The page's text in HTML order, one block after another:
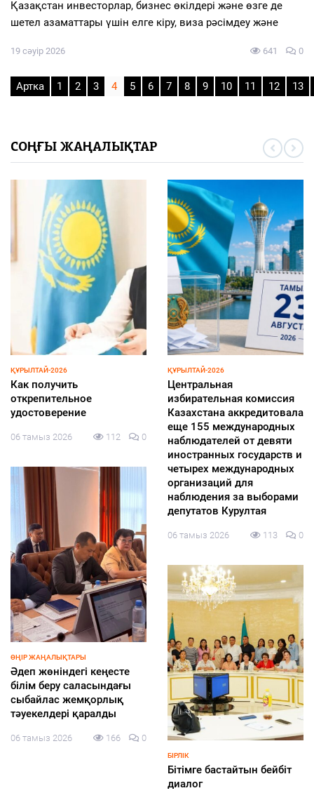
Қазақстан инвесторлар, бизнес өкілдері және өзге де
шетел азаматтары үшін елге кіру, виза рәсімдеу және
19 сәуір 2026 641 0
Артка 1 2 3 4 5 6 7 8 9 10 11 12 13
СОҢҒЫ ЖАҢАЛЫҚТАР
ҚАЛАЛЫҚТАР ҚАПЕРІНЕ
Абаттандыру
жобаларының сапасы мен
мерзімі бақылауда
06 тамыз 2026 131 0
ЭКОНОМИКА
БҚО шаруалары заманауи
суару жүйелеріне көшуде
06 тамыз 2026 126
СПОРТ
Азия чемпионына құрмет
көрсетілді
05 тамыз 2026 164
ҚҰРЫЛТАЙ-2026
Экология, өндіріс және
медицина: партиялардың
сайлау науқанында
қандай?